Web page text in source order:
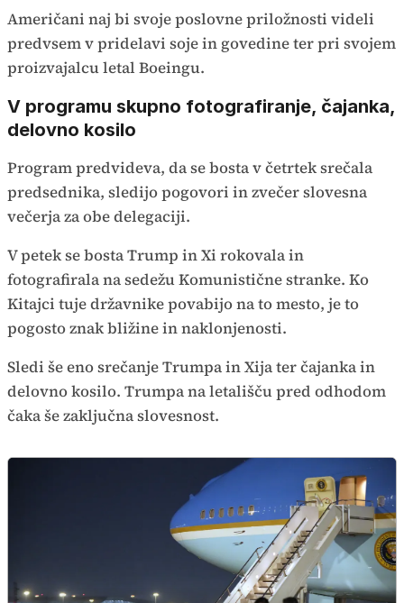
Američani naj bi svoje poslovne priložnosti videli
predvsem v pridelavi soje in govedine ter pri svojem
proizvajalcu letal Boeingu.
V programu skupno fotografiranje, čajanka,
delovno kosilo
Program predvideva, da se bosta v četrtek srečala
predsednika, sledijo pogovori in zvečer slovesna
večerja za obe delegaciji.
V petek se bosta Trump in Xi rokovala in
fotografirala na sedežu Komunistične stranke. Ko
Kitajci tuje državnike povabijo na to mesto, je to
pogosto znak bližine in naklonjenosti.
Sledi še eno srečanje Trumpa in Xija ter čajanka in
delovno kosilo. Trumpa na letališču pred odhodom
čaka še zaključna slovesnost.